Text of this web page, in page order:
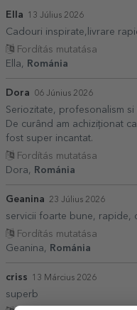
Ella 13 Július 2026
Cadouri inspirate,livrare
Fordítás mutatása
Ella,
Románia
Dora 06 Június 2026
Seriozitate, profesonalism
De curând am achiziționat
fost super incantat.
Fordítás mutatása
Dora,
Románia
Geanina 23 Július 2026
servicii foarte bune, rapide,
Fordítás mutatása
Geanina,
Románia
criss 13 Március 2026
superb